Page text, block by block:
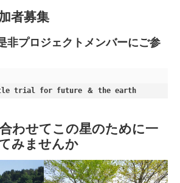
者募集
非プロジェクトメンバーにご参
trial for future ＆ the earth
わせてこの星のために一
みませんか